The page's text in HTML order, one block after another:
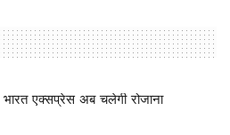
एक्सप्रेस अब चलेगी रोजाना